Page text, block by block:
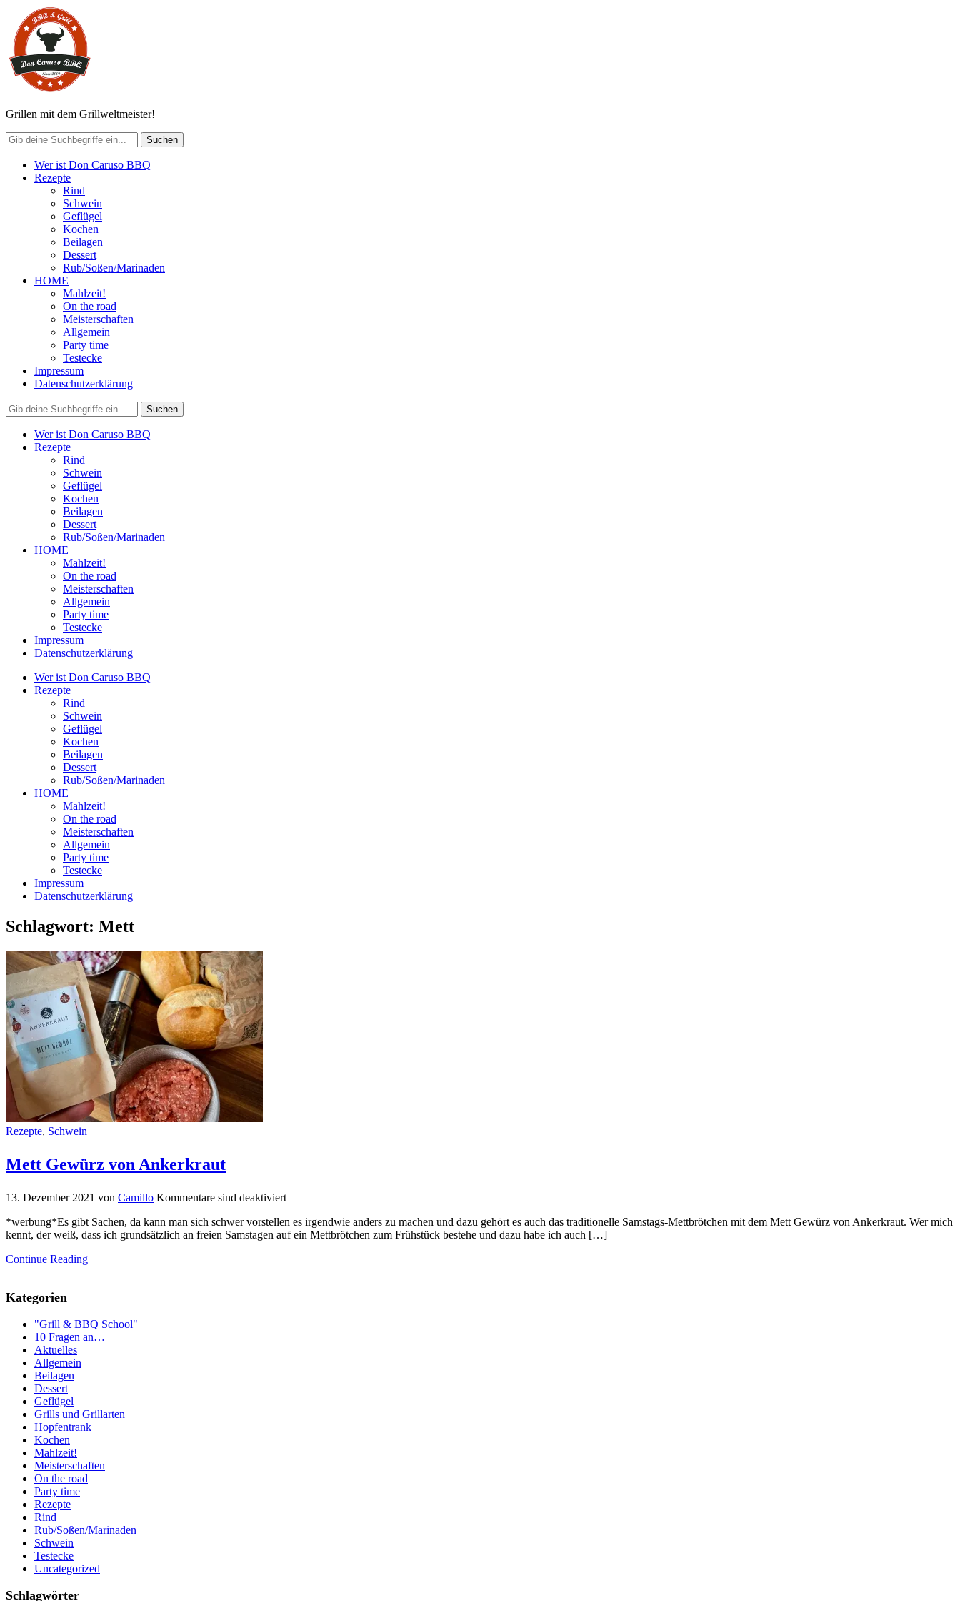
Grillen mit dem Grillweltmeister!
Wer ist Don Caruso BBQ
Rezepte
Rind
Schwein
Geflügel
Kochen
Beilagen
Dessert
Rub/Soßen/Marinaden
HOME
Mahlzeit!
On the road
Meisterschaften
Allgemein
Party time
Testecke
Impressum
Datenschutzerklärung
Wer ist Don Caruso BBQ
Rezepte
Rind
Schwein
Geflügel
Kochen
Beilagen
Dessert
Rub/Soßen/Marinaden
HOME
Mahlzeit!
On the road
Meisterschaften
Allgemein
Party time
Testecke
Impressum
Datenschutzerklärung
Wer ist Don Caruso BBQ
Rezepte
Rind
Schwein
Geflügel
Kochen
Beilagen
Dessert
Rub/Soßen/Marinaden
HOME
Mahlzeit!
On the road
Meisterschaften
Allgemein
Party time
Testecke
Impressum
Datenschutzerklärung
Schlagwort: Mett
Rezepte, Schwein
Mett Gewürz von Ankerkraut
13. Dezember 2021 von Camillo Kommentare sind deaktiviert
*werbung*Es gibt Sachen, da kann man sich schwer vorstellen es irgendwie anders zu machen und dazu gehört es auch das traditionelle Samstags-Mettbrötchen mit dem Mett Gewürz von Ankerkraut. Wer mich
kennt, der weiß, dass ich grundsätzlich an freien Samstagen auf ein Mettbrötchen zum Frühstück bestehe und dazu habe ich auch […]
Continue Reading
Kategorien
"Grill & BBQ School"
10 Fragen an…
Aktuelles
Allgemein
Beilagen
Dessert
Geflügel
Grills und Grillarten
Hopfentrank
Kochen
Mahlzeit!
Meisterschaften
On the road
Party time
Rezepte
Rind
Rub/Soßen/Marinaden
Schwein
Testecke
Uncategorized
Schlagwörter